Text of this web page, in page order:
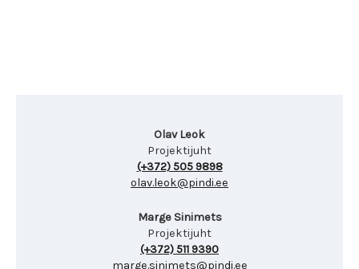
Olav Leok
Projektijuht
(+372) 505 9898
olav.leok@pindi.ee
Marge Sinimets
Projektijuht
(+372) 511 9390
marge.sinimets@pindi.ee